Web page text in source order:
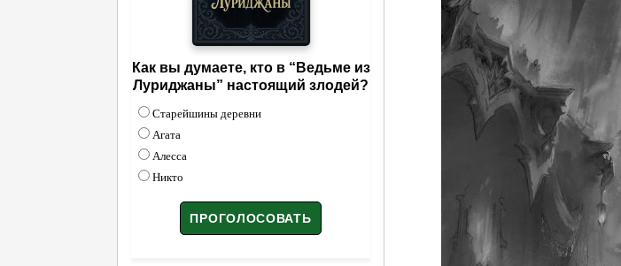
Как вы думаете, кто в “Ведьме из
Луриджаны” настоящий злодей?
Старейшины деревни
Агата
Алесса
Никто